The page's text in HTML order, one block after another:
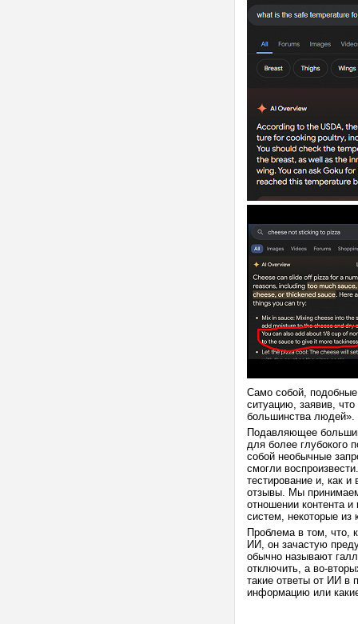
Само собой,
ситуацию, заявив,
большинства людей».
Подавляющее
для более глубокого
собой необычные
смогли
тестирование и, как
отзывы. Мы
отношении контента
систем, некоторые
Проблема в том, что,
ИИ, он зачастую
обычно называют
отключить, а во-
такие ответы от ИИ в
информацию или